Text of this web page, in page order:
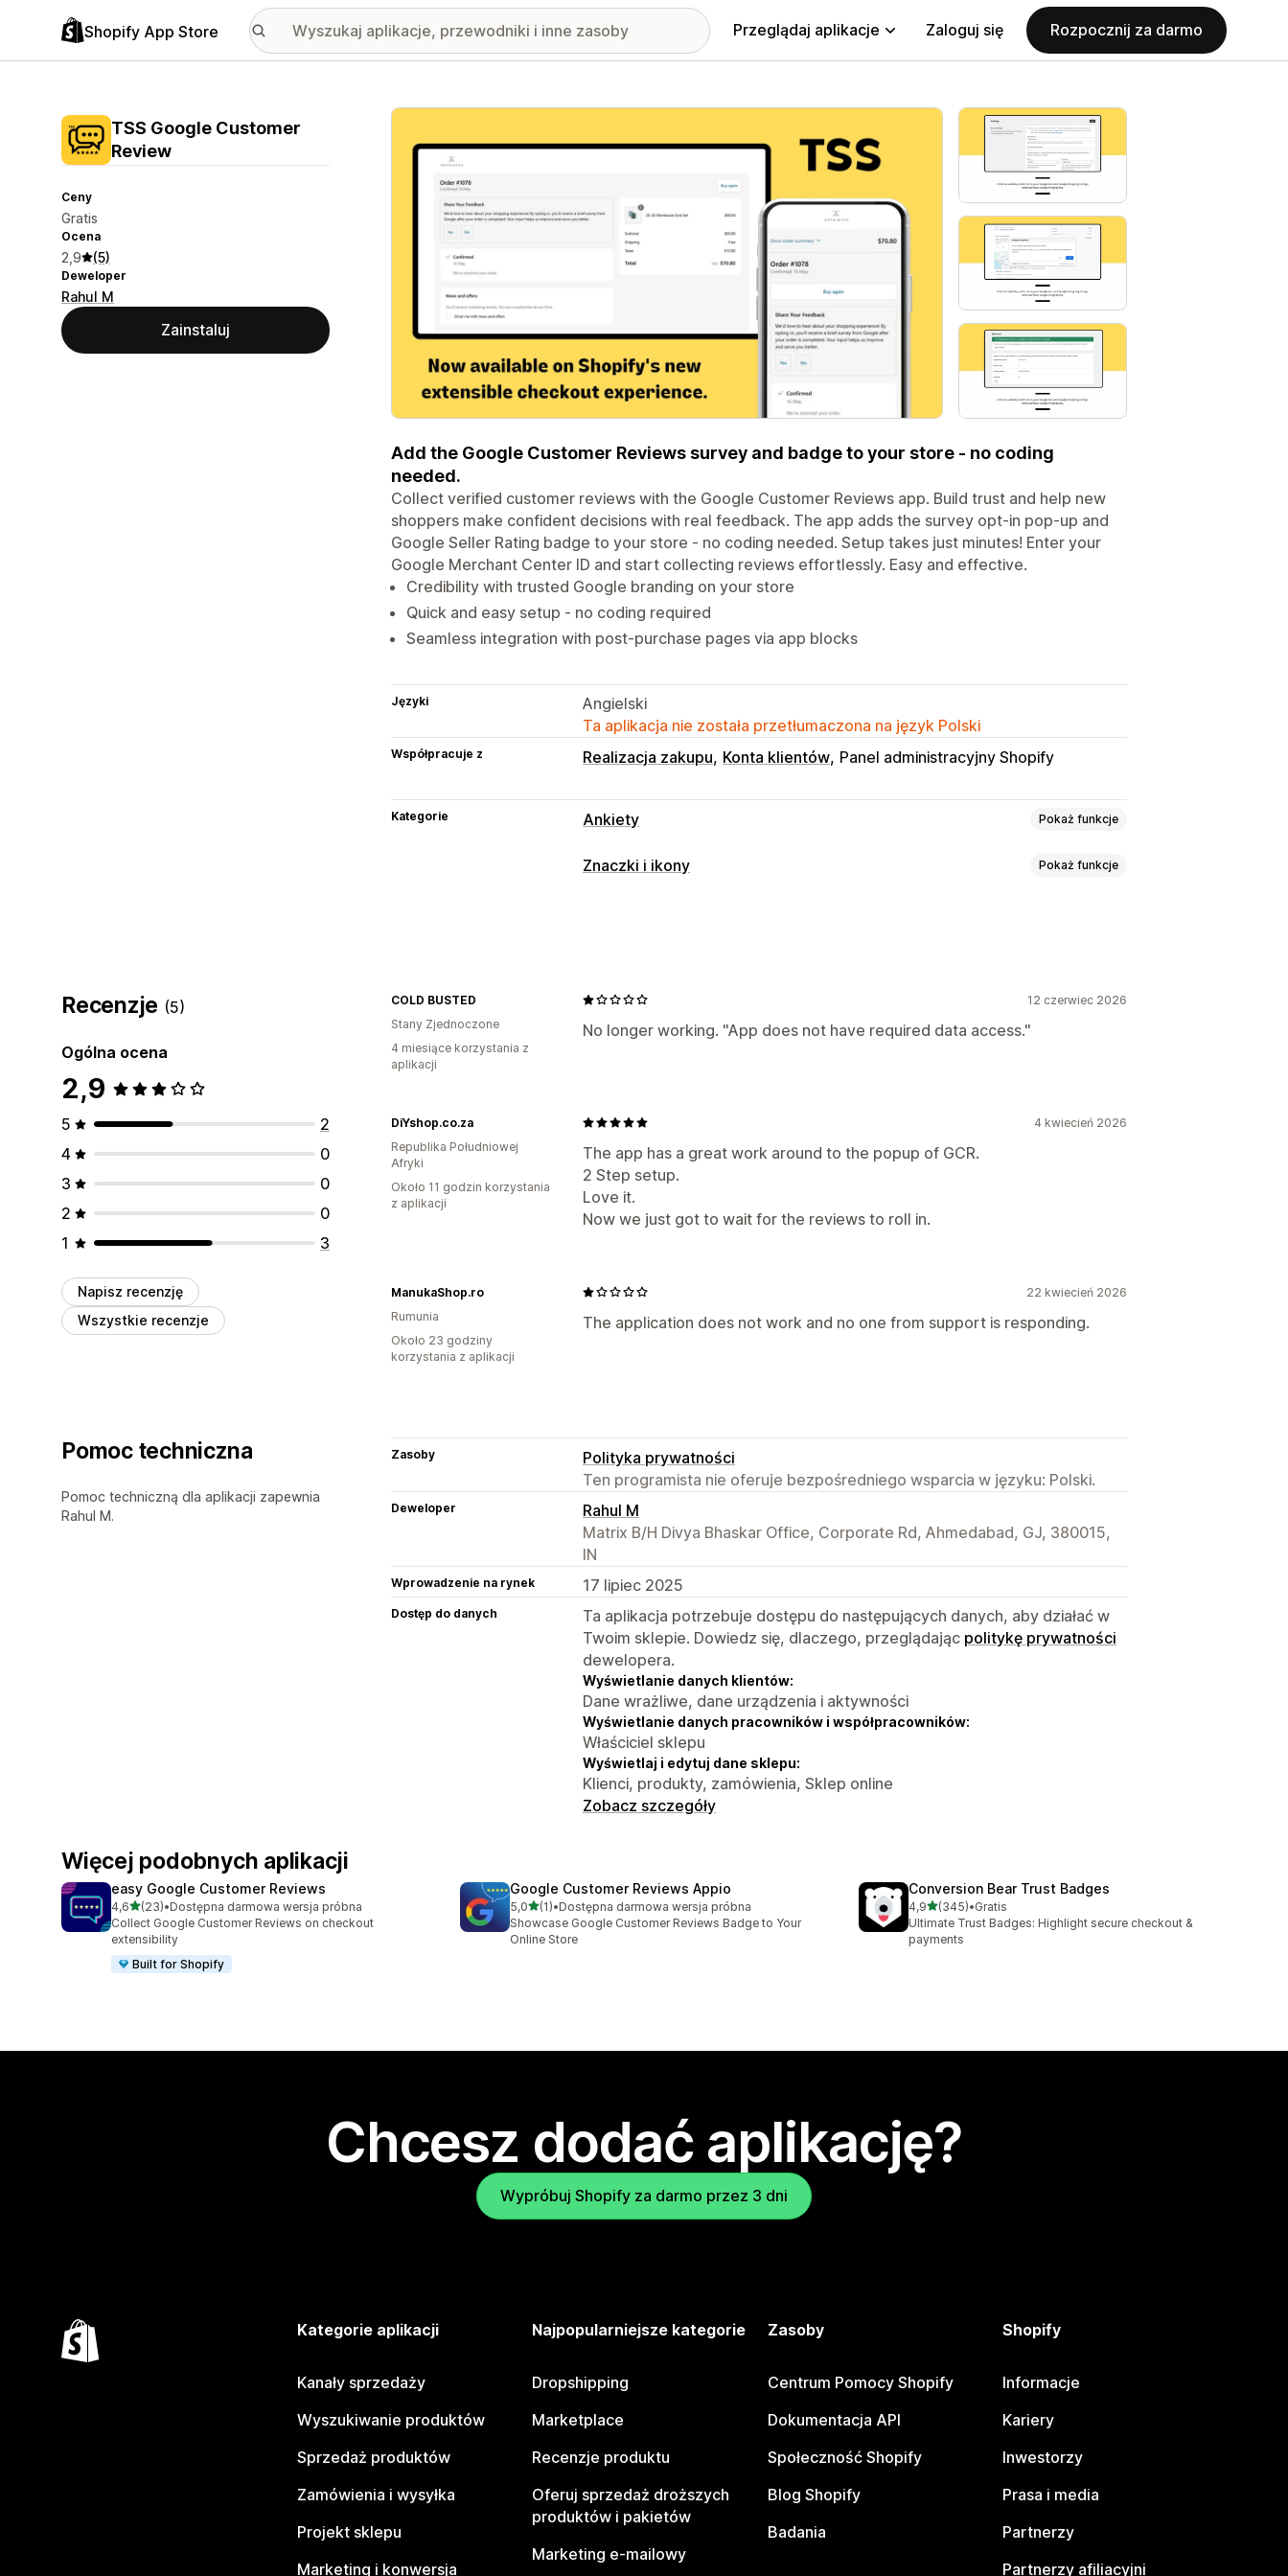
Shopify App Store Przeglądaj aplikacje Zaloguj się Rozpocznij za darmo
TSS Google Customer
Review
Ceny
Gratis
Ocena
2,9 (5)
Deweloper
Rahul M
Zainstaluj
Wyróżnione obrazy w galerii
Add the Google Customer Reviews survey and badge to your store - no coding
needed.
Collect verified customer reviews with the Google Customer Reviews app. Build trust and help new
shoppers make confident decisions with real feedback. The app adds the survey opt-in pop-up and
Google Seller Rating badge to your store - no coding needed. Setup takes just minutes! Enter your
Google Merchant Center ID and start collecting reviews effortlessly. Easy and effective.
Credibility with trusted Google branding on your store
Quick and easy setup - no coding required
Seamless integration with post-purchase pages via app blocks
Języki
Angielski
Ta aplikacja nie została przetłumaczona na język Polski
Współpracuje z Realizacja zakupu Konta klientów Panel administracyjny Shopify
Kategorie Ankiety Pokaż funkcje
Typy ankiet
Znaczki i ikony Pokaż funkcje
Pozycja ręczna
Recenzje (5)
Ogólna ocena
2,9
5
2
4
0
3
0
2
0
1
3
Napisz recenzję
Wszystkie recenzje
12 czerwiec 2026
No longer working. "App does not have required data access."
COLD BUSTED
Stany Zjednoczone
4 miesiące korzystania z
aplikacji
4 kwiecień 2026
The app has a great work around to the popup of GCR.
2 Step setup.
Love it.
Now we just got to wait for the reviews to roll in.
DiYshop.co.za
Republika Południowej
Afryki
Około 11 godzin korzystania
z aplikacji
22 kwiecień 2026
The application does not work and no one from support is responding.
ManukaShop.ro
Rumunia
Około 23 godziny
korzystania z aplikacji
Pomoc techniczna
Pomoc techniczną dla aplikacji zapewnia
Rahul M.
Zasoby
Polityka prywatności
Ten programista nie oferuje bezpośredniego wsparcia w języku: Polski.
Deweloper
Rahul M
Matrix B/H Divya Bhaskar Office, Corporate Rd, Ahmedabad, GJ, 380015,
IN
Wprowadzenie na rynek 17 lipiec 2025
Dostęp do danych
Ta aplikacja potrzebuje dostępu do następujących danych, aby działać w
Twoim sklepie. Dowiedz się, dlaczego, przeglądając politykę prywatności
dewelopera.
Wyświetlanie danych klientów:
Dane wrażliwe, dane urządzenia i aktywności
Wyświetlanie danych pracowników i współpracowników:
Właściciel sklepu
Wyświetlaj i edytuj dane sklepu:
Klienci, produkty, zamówienia, Sklep online
Zobacz szczegóły
Więcej podobnych aplikacji
easy Google Customer Reviews
4,6na 5 gwiazdek
(23)
Łączna liczba recenzji: 23
•Dostępna darmowa wersja próbna
Collect Google Customer Reviews on checkout
extensibility
Built for Shopify
Google Customer Reviews Appio
5,0na 5 gwiazdek
(1)
Łączna liczba recenzji: 1
•Dostępna darmowa wersja próbna
Showcase Google Customer Reviews Badge to Your
Online Store
Conversion Bear Trust Badges
4,9na 5 gwiazdek
(345)
Łączna liczba recenzji: 345
•Gratis
Ultimate Trust Badges: Highlight secure checkout &
payments
Chcesz dodać aplikację?
Wypróbuj Shopify za darmo przez 3 dni
Kategorie aplikacji
Kanały sprzedaży
Wyszukiwanie produktów
Sprzedaż produktów
Zamówienia i wysyłka
Projekt sklepu
Marketing i konwersja
Najpopularniejsze kategorie
Dropshipping
Marketplace
Recenzje produktu
Oferuj sprzedaż droższych
produktów i pakietów
Marketing e-mailowy
Zasoby
Centrum Pomocy Shopify
Dokumentacja API
Społeczność Shopify
Blog Shopify
Badania
Shopify
Informacje
Kariery
Inwestorzy
Prasa i media
Partnerzy
Partnerzy afiliacyjni